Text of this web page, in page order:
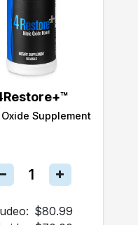
Supplement
$80.99